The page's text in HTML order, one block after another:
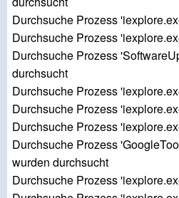
Durchsuche Prozess
Durchsuche Prozess
Durchsuche Prozess
durchsucht
Durchsuche Prozess
Durchsuche Prozess
Durchsuche Prozess
Durchsuche Prozess
wurden durchsucht
Durchsuche Prozess